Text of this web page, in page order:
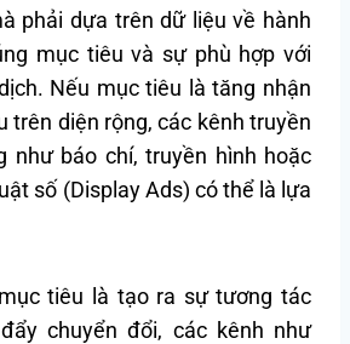
phải dựa trên dữ liệu về hành
mục tiêu và sự phù hợp với
Nếu mục tiêu là tăng nhận
trên diện rộng, các kênh truyền
như báo chí, truyền hình hoặc
số (Display Ads) có thể là lựa
tiêu là tạo ra sự tương tác
chuyển đổi, các kênh như